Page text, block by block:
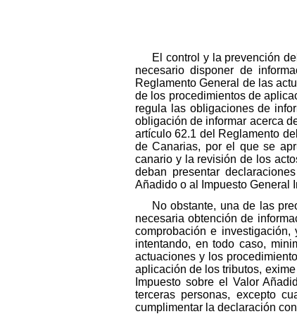
El control y la prevención
necesario disponer de
Reglamento General de las
de los procedimientos de
regula las obligaciones de
obligación de informar acerca
artículo 62.1 del Reglamento
de Canarias, por el que se
canario y la revisión de los
deban presentar
Añadido o al Impuesto General
No obstante, una de las
necesaria obtención de
comprobación e
intentando, en todo caso,
actuaciones y los
aplicación de los tributos,
Impuesto sobre el Valor
terceras personas, excepto
cumplimentar la declaración